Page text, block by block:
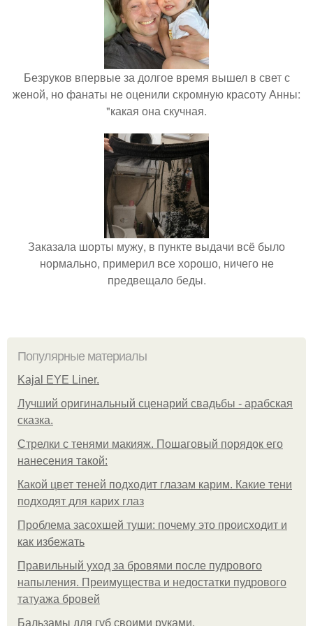
Безруков впервые за долгое время вышел в свет с
женой, но фанаты не оценили скромную красоту Анны:
"какая она скучная.
Заказала шорты мужу, в пункте выдачи всё было
нормально, примерил все хорошо, ничего не
предвещало беды.
Популярные материалы
Kajal EYE Liner.
Лучший оригинальный сценарий свадьбы - арабская
сказка.
Стрелки с тенями макияж. Пошаговый порядок его
нанесения такой:
Какой цвет теней подходит глазам карим. Какие тени
подходят для карих глаз
Проблема засохшей туши: почему это происходит и
как избежать
Правильный уход за бровями после пудрового
напыления. Преимущества и недостатки пудрового
татуажа бровей
Бальзамы для губ своими руками.